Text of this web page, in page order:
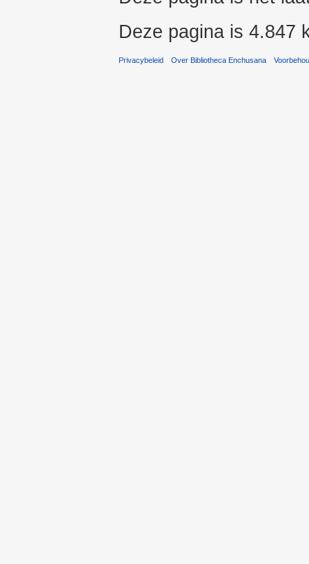
Deze pagina is 4.847
Privacybeleid Over Bibliotheca Enchusana